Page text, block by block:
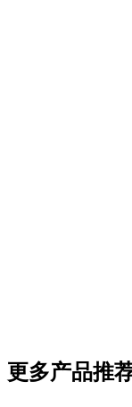
更多产品推